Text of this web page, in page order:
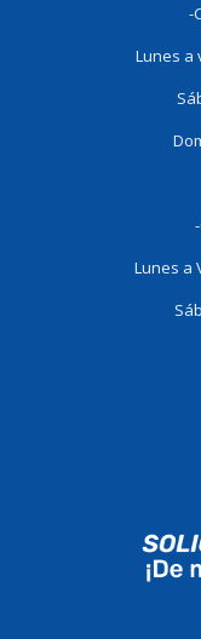
-
Lunes a
Lunes a